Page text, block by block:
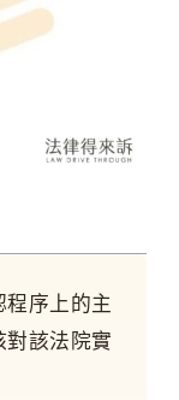
序上的主
對該法院實